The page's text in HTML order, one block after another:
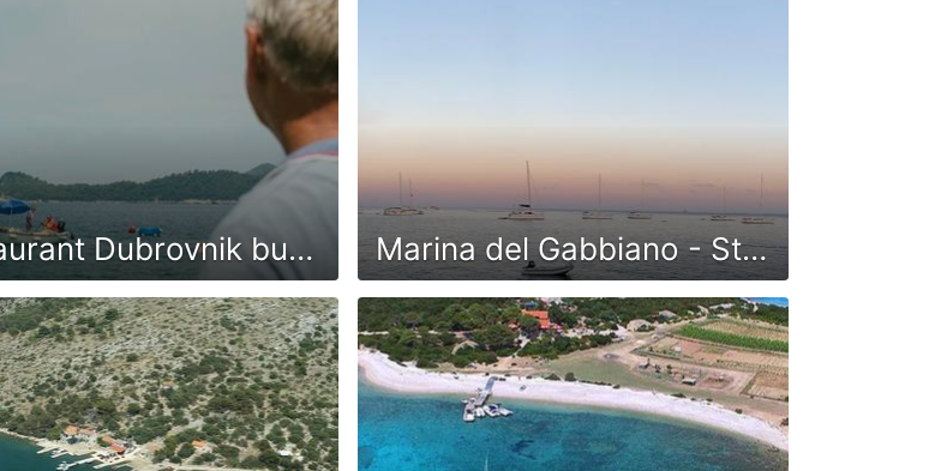
Restaurant Dubrovnik buoys Marina del Gabbiano - Stromboli